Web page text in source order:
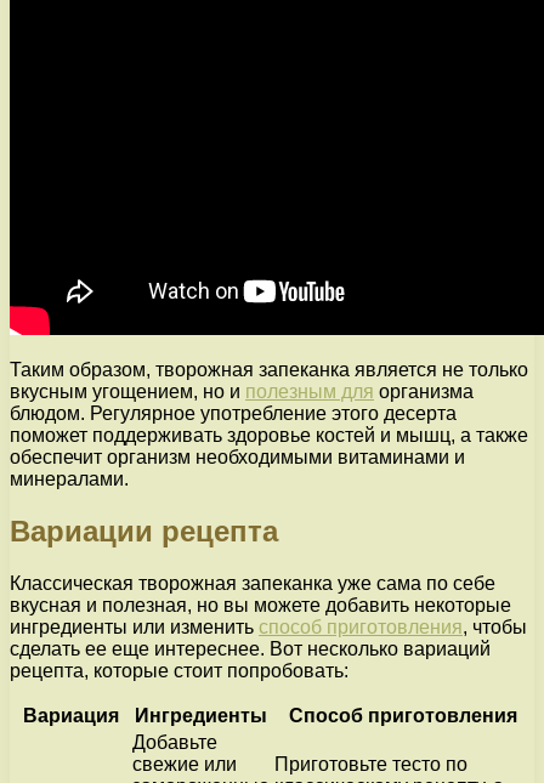
Таким образом, творожная запеканка является не только
вкусным угощением, но и полезным для организма
блюдом. Регулярное употребление этого десерта
поможет поддерживать здоровье костей и мышц, а также
обеспечит организм необходимыми витаминами и
минералами.
Вариации рецепта
Классическая творожная запеканка уже сама по себе
вкусная и полезная, но вы можете добавить некоторые
ингредиенты или изменить способ приготовления, чтобы
сделать ее еще интереснее. Вот несколько вариаций
рецепта, которые стоит попробовать:
Вариация Ингредиенты Способ приготовления
Добавьте
свежие или
Приготовьте тесто по